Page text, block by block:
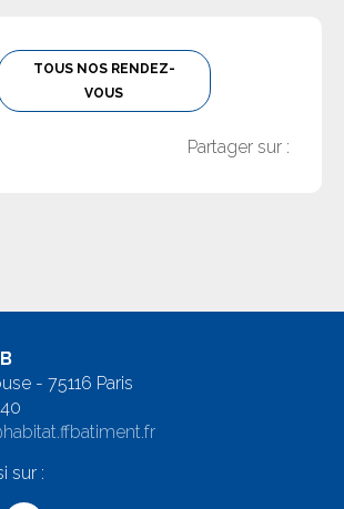
TOUS NOS RENDEZ-
VOUS
Partager sur :
- 75116 Paris
0
sur :